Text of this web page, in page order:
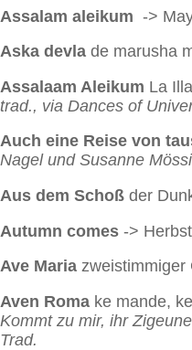
Assalam aleikum ->
Aska devla de marusha
Assalaam Aleikum La
trad., via Dances of
Auch eine Reise von
Nagel und Susanne
Aus dem Schoß der
Autumn comes ->
Ave Maria zweistimmiger
Aven Roma ke mande,
Kommt zu mir, ihr
Trad.